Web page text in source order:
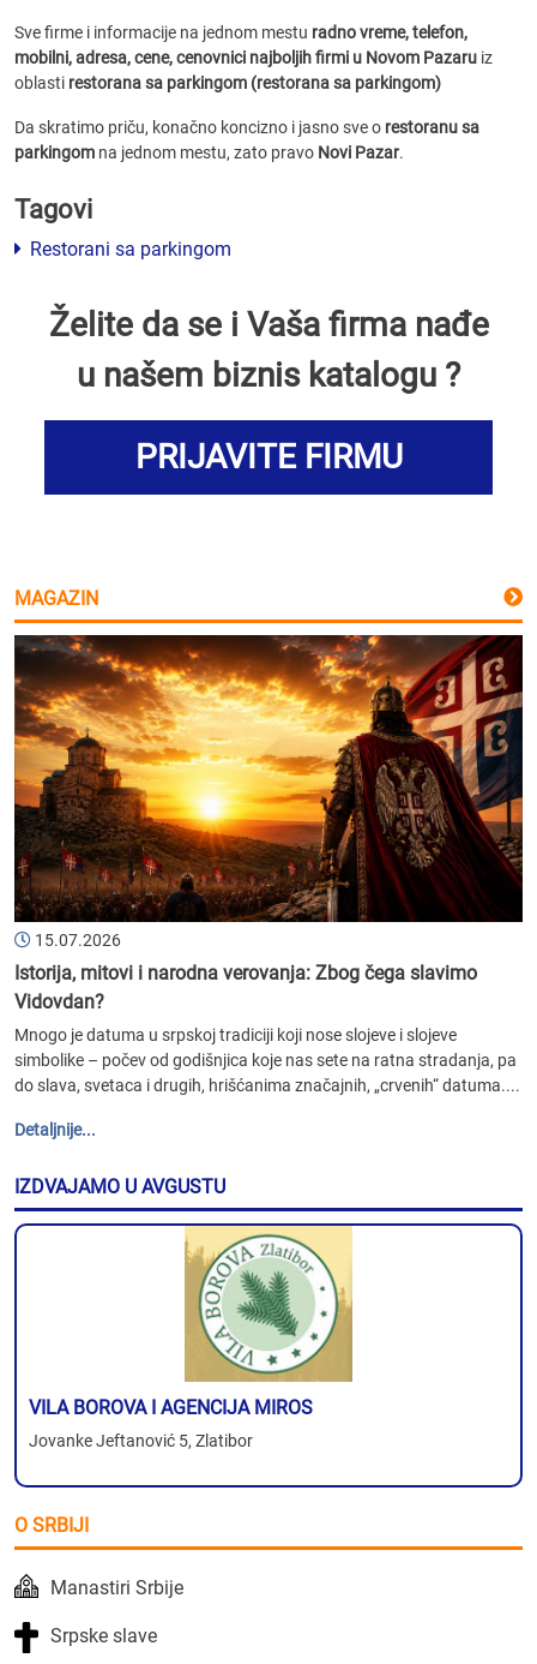
Sve firme i informacije na jednom mestu radno vreme, telefon,
mobilni, adresa, cene, cenovnici najboljih firmi u Novom Pazaru iz
oblasti restorana sa parkingom (restorana sa parkingom)
Da skratimo priču, konačno koncizno i jasno sve o restoranu sa
parkingom na jednom mestu, zato pravo Novi Pazar.
Tagovi
Restorani sa parkingom
Želite da se i Vaša firma nađe
u našem biznis katalogu ?
PRIJAVITE FIRMU
MAGAZIN
15.07.2026
Istorija, mitovi i narodna verovanja: Zbog čega slavimo
Vidovdan?
Mnogo je datuma u srpskoj tradiciji koji nose slojeve i slojeve
simbolike – počev od godišnjica koje nas sete na ratna stradanja, pa
do slava, svetaca i drugih, hrišćanima značajnih, „crvenih“ datuma....
Detaljnije...
IZDVAJAMO U AVGUSTU
VILA BOROVA I AGENCIJA MIROS
Jovanke Jeftanović 5, Zlatibor
O SRBIJI
Manastiri Srbije
Srpske slave